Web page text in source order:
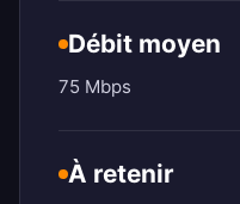
Débit moyen
75 Mbps
À retenir